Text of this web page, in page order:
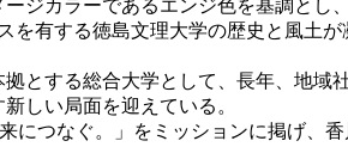
ジカラーであるエンジ色を基調と
を有する徳島文理大学の歴史と風土
とする総合大学として、長年、地域
しい局面を迎えている。
につなぐ。」をミッションに掲げ、